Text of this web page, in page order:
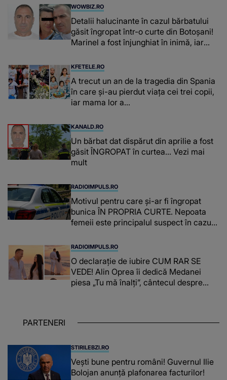
WOWBIZ.RO
Detalii halucinante în cazul bărbatului
găsit îngropat într-o curte din Botoșani!
Marinel a fost înjunghiat în inimă, iar
suspecți
KFETELE.RO
A trecut un an de la tragedia din Spania
în care și-au pierdut viața cei trei copii,
iar mama lor a…
KANALD.RO
Un bărbat dat dispărut din aprilie a fost
găsit ÎNGROPAT în curtea... Vezi mai
mult
RADIOIMPULS.RO
Motivul pentru care și-ar fi îngropat
bunica ÎN PROPRIA CURTE. Nepoata
femeii este principalul suspect în cazul
DE ANCHETATORI a șocat localnicii
RADIOIMPULS.RO
O declarație de iubire CUM RAR SE
VEDE! Alin Oprea îi dedică Medanei
piesa „Tu mă înalți”, cântecul despre
din mine și-a regăsit pacea"
PARTENERI
STIRILEBZI.RO
Vești bune pentru români! Guvernul Ilie
Bolojan anunță plafonarea facturilor!